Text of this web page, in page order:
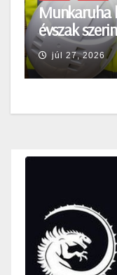
Munkaruha
évszak
júl 27, 2026